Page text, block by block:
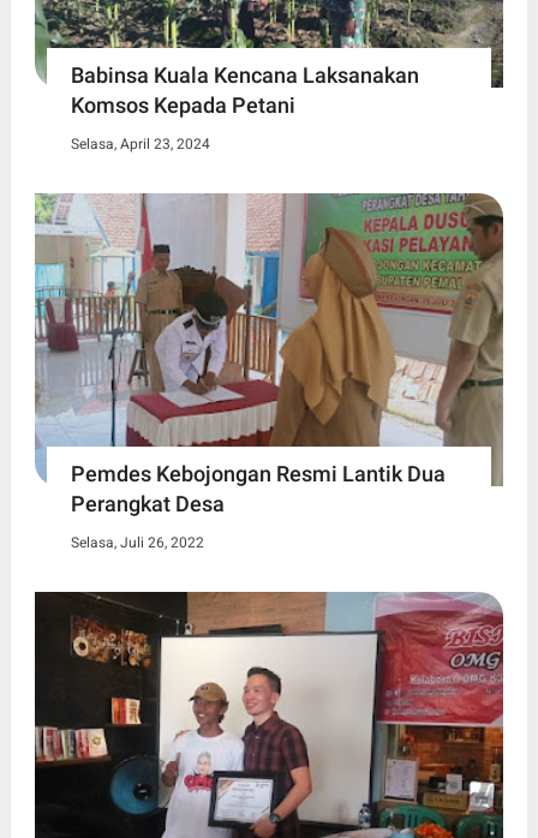
Babinsa Kuala Kencana Laksanakan
Komsos Kepada Petani
Selasa, April 23, 2024
Pemdes Kebojongan Resmi Lantik Dua
Perangkat Desa
Selasa, Juli 26, 2022